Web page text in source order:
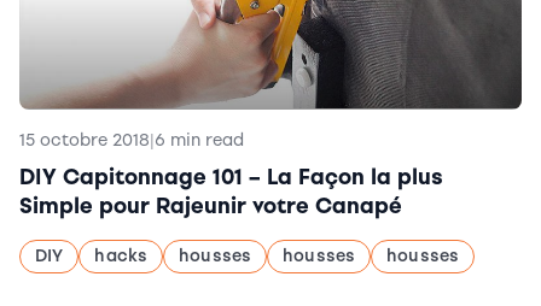
15 octobre 2018|6 min read
DIY Capitonnage 101 – La Façon la plus
Simple pour Rajeunir votre Canapé
DIY hacks housses housses housses